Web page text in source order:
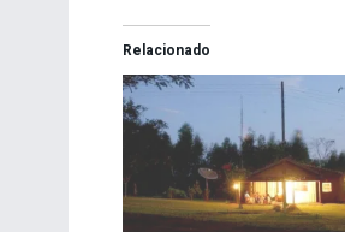
Relacionado